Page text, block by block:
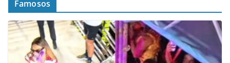
Famosos